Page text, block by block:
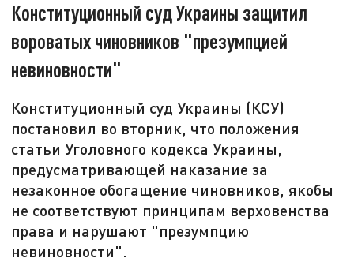
Конституционный суд Украины защитил
вороватых чиновников "презумпцией
невиновности"
Конституционный суд Украины (КСУ)
постановил во вторник, что положения
статьи Уголовного кодекса Украины,
предусматривающей наказание за
незаконное обогащение чиновников, якобы
не соответствуют принципам верховенства
права и нарушают "презумпцию
невиновности".